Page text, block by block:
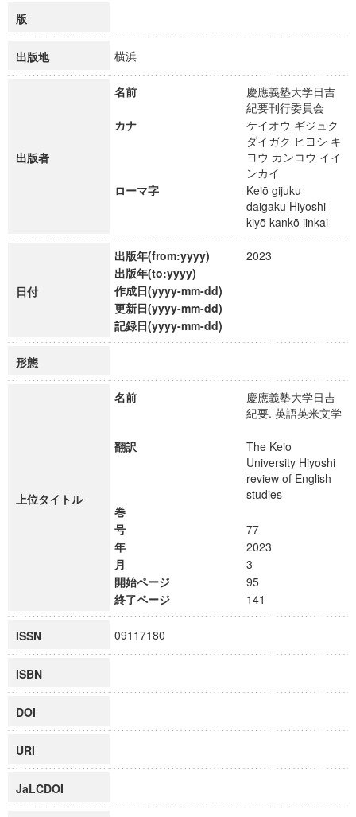
版
出版地 横浜
出版者
名前
慶應義塾大学日吉
紀要刊行委員会
カナ
ケイオウ ギジュク
ダイガク ヒヨシ キ
ヨウ カンコウ イイ
ンカイ
ローマ字
Keiō gijuku
daigaku Hiyoshi
kiyō kankō iinkai
日付
出版年(from:yyyy)
2023
出版年(to:yyyy)
作成日(yyyy-mm-dd)
更新日(yyyy-mm-dd)
記録日(yyyy-mm-dd)
形態
上位タイトル
名前
慶應義塾大学日吉
紀要. 英語英米文学
翻訳
The Keio
University Hiyoshi
review of English
studies
巻
号
77
年
2023
月
3
開始ページ
95
終了ページ
141
ISSN 09117180
ISBN
DOI
URI
JaLCDOI